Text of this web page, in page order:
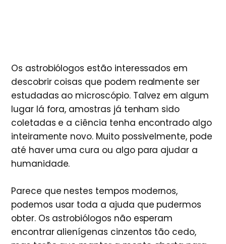
Os astrobiólogos estão interessados ​​em
descobrir coisas que podem realmente ser
estudadas ao microscópio. Talvez em algum
lugar lá fora, amostras já tenham sido
coletadas e a ciência tenha encontrado algo
inteiramente novo. Muito possivelmente, pode
até haver uma cura ou algo para ajudar a
humanidade.
Parece que nestes tempos modernos,
podemos usar toda a ajuda que pudermos
obter. Os astrobiólogos não esperam
encontrar alienígenas cinzentos tão cedo,